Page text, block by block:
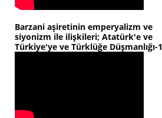
Barzani aşiretinin emperyalizm ve
siyonizm ile ilişkileri; Atatürk'e ve
Türkiye'ye ve Türklüğe Düşmanlığı-1